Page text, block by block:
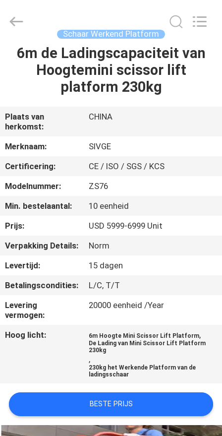
HUIS
PRODUCTEN
VIDEOS
ONGEVEER
ONS
KWALITEITSCONTROLE
CONTACTEER
VERZOEK
OM EEN
CITAAT
PRIVACY
POLICY
LTD.
Schaar Werkend Platform
6m de Ladingscapaciteit van
Hoogtemini scissor lift
platform 230kg
Plaats van
herkomst:
CHINA
Merknaam:
SIVGE
Certificering:
CE / ISO / SGS / KCS
Modelnummer:
ZS76
Min. bestelaantal:
10 eenheid
Prijs:
USD 5999-6999 Unit
Verpakking Details:
Norm
Levertijd:
15 dagen
Betalingscondities:
L/C, T/T
Levering
vermogen:
20000 eenheid /Year
Hoog licht: 6m Hoogte Mini Scissor Lift Platform,
De Lading van Mini Scissor Lift Platform
230kg
,
230kg het Werkende Platform van de
ladingsschaar
BESTE PRIJS